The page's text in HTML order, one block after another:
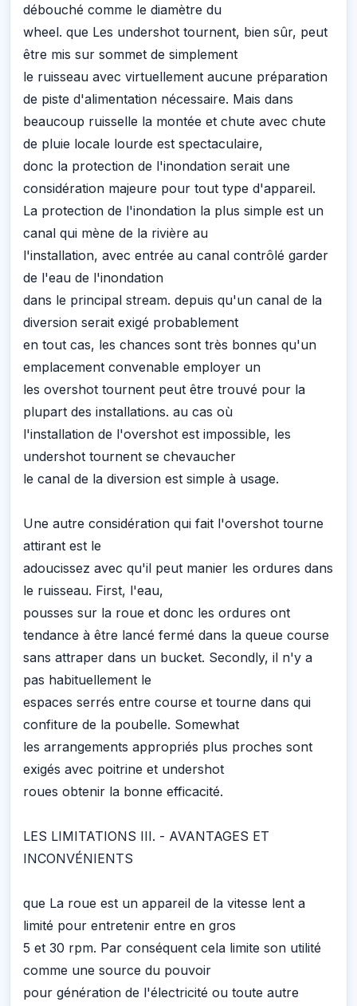
débouché comme le diamètre du
wheel. que Les undershot tournent, bien sûr, peut
être mis sur sommet de simplement
le ruisseau avec virtuellement aucune préparation
de piste d'alimentation nécessaire. Mais dans
beaucoup ruisselle la montée et chute avec chute
de pluie locale lourde est spectaculaire,
donc la protection de l'inondation serait une
considération majeure pour tout type d'appareil.
La protection de l'inondation la plus simple est un
canal qui mène de la rivière au
l'installation, avec entrée au canal contrôlé garder
de l'eau de l'inondation
dans le principal stream. depuis qu'un canal de la
diversion serait exigé probablement
en tout cas, les chances sont très bonnes qu'un
emplacement convenable employer un
les overshot tournent peut être trouvé pour la
plupart des installations. au cas où
l'installation de l'overshot est impossible, les
undershot tournent se chevaucher
le canal de la diversion est simple à usage.
Une autre considération qui fait l'overshot tourne
attirant est le
adoucissez avec qu'il peut manier les ordures dans
le ruisseau. First, l'eau,
pousses sur la roue et donc les ordures ont
tendance à être lancé fermé dans la queue course
sans attraper dans un bucket. Secondly, il n'y a
pas habituellement le
espaces serrés entre course et tourne dans qui
confiture de la poubelle. Somewhat
les arrangements appropriés plus proches sont
exigés avec poitrine et undershot
roues obtenir la bonne efficacité.
LES LIMITATIONS III. - AVANTAGES ET
INCONVÉNIENTS
que La roue est un appareil de la vitesse lent a
limité pour entretenir entre en gros
5 et 30 rpm. Par conséquent cela limite son utilité
comme une source du pouvoir
pour génération de l'électricité ou toute autre